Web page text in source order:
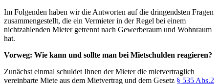
Im Folgenden haben wir die Antworten auf die dringendsten Fragen
zusammengestellt, die ein Vermieter in der Regel bei einem
nichtzahlenden Mieter getrennt nach Gewerberaum und Wohnraum
hat.
Vorweg: Wie kann und sollte man bei Mietschulden reagieren?
Zunächst einmal schuldet Ihnen der Mieter die mietvertraglich
vereinbarte Miete aus dem Mietvertrag und dem Gesetz § 535 Abs.2